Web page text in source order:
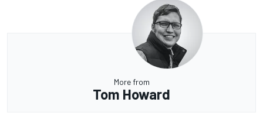
More from
Tom Howard